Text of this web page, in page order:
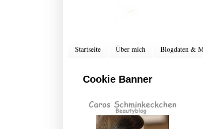
Startseite Über mich Blogdaten &
Cookie Banner